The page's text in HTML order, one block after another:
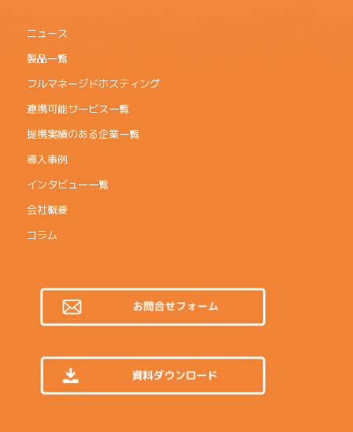
ニュース
製品一覧
フルマネージドホスティング
連携可能サービス一覧
提携実績のある企業一覧
導入事例
インタビュー一覧
会社概要
コラム